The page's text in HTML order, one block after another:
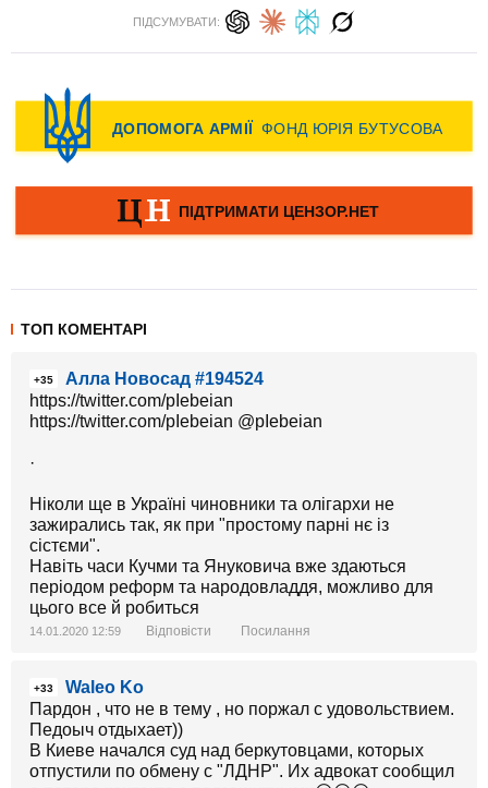
ПІДСУМУВАТИ:
ТОП КОМЕНТАРІ
+35
Алла Новосад #194524
https://twitter.com/pIebeian
https://twitter.com/pIebeian @pIebeian
·
Ніколи ще в Україні чиновники та олігархи не
зажирались так, як при "простому парні нє із
сістєми".
Навіть часи Кучми та Януковича вже здаються
періодом реформ та народовладдя, можливо для
цього все й робиться
14.01.2020 12:59 Відповісти Посилання
+33
Waleo Ko
Пардон , что не в тему , но поржал с удовольствием.
Педоыч отдыхает))
В Киеве начался суд над беркутовцами, которых
отпустили по обмену с "ЛДНР". Их адвокат сообщил